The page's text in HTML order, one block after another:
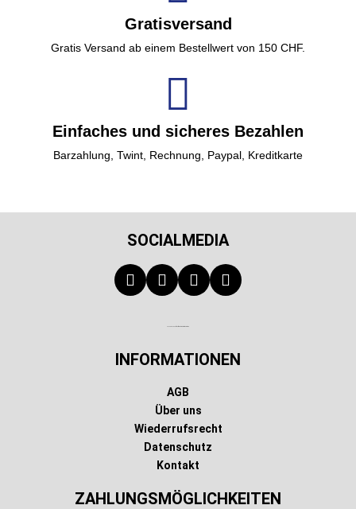
Gratisversand
Gratis Versand ab einem Bestellwert von 150 CHF.
Einfaches und sicheres Bezahlen
Barzahlung, Twint, Rechnung, Paypal, Kreditkarte
SOCIALMEDIA
INFORMATIONEN
AGB
Über uns
Wiederrufsrecht
Datenschutz
Kontakt
ZAHLUNGSMÖGLICHKEITEN